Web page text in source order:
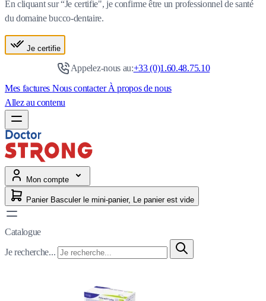
En cliquant sur “Je certifie", je confirme être un professionnel de santé
du domaine bucco-dentaire.
Je certifie
Appelez-nous au:+33 (0)1.60.48.75.10
Mes factures Nous contacterÀ propos de nous
Allez au contenu
Mon compte
Panier Basculer le mini-panier, Le panier est vide
Catalogue
Je recherche...